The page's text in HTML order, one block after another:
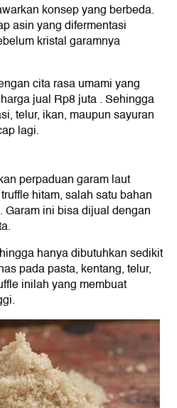
konsep yang berbeda.
asin yang difermentasi
kristal garamnya
cita rasa umami yang
jual Rp8 juta . Sehingga
telur, ikan, maupun sayuran
lagi.
perpaduan garam laut
hitam, salah satu bahan
ini bisa dijual dengan
hanya dibutuhkan sedikit
pada pasta, kentang, telur,
inilah yang membuat